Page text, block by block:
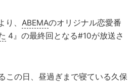
、 ABEMAのオリジナル恋愛番
4』の最終回となる#10が放送さ
この日、昼過ぎまで寝ている久保